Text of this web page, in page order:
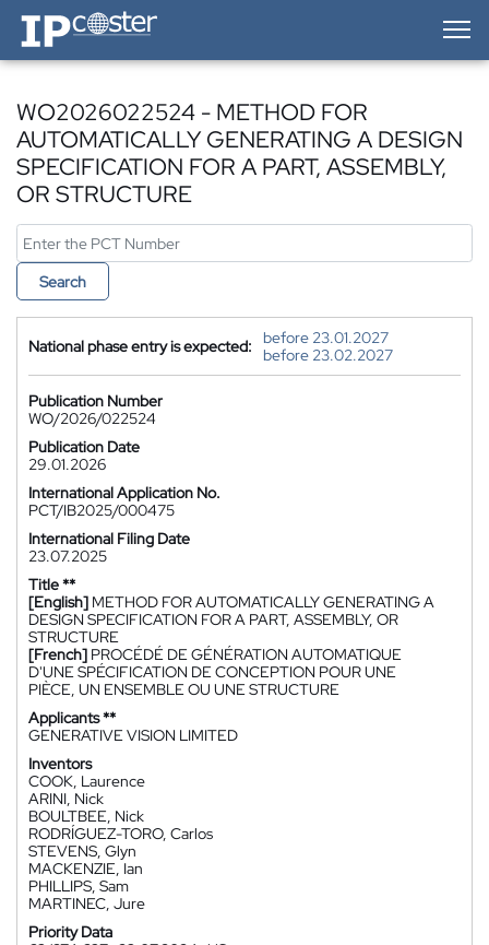
IP-Coster — Home
WO2026022524 - METHOD FOR
AUTOMATICALLY GENERATING A DESIGN
SPECIFICATION FOR A PART, ASSEMBLY,
OR STRUCTURE
Search
National phase entry is expected:
before 23.01.2027
before 23.02.2027
Publication Number
WO/2026/022524
Publication Date
29.01.2026
International Application No.
PCT/IB2025/000475
International Filing Date
23.07.2025
Title **
[English] METHOD FOR AUTOMATICALLY GENERATING A
DESIGN SPECIFICATION FOR A PART, ASSEMBLY, OR
STRUCTURE
[French] PROCÉDÉ DE GÉNÉRATION AUTOMATIQUE
D'UNE SPÉCIFICATION DE CONCEPTION POUR UNE
PIÈCE, UN ENSEMBLE OU UNE STRUCTURE
Applicants **
GENERATIVE VISION LIMITED
Inventors
COOK, Laurence
ARINI, Nick
BOULTBEE, Nick
RODRÍGUEZ-TORO, Carlos
STEVENS, Glyn
MACKENZIE, Ian
PHILLIPS, Sam
MARTINEC, Jure
Priority Data